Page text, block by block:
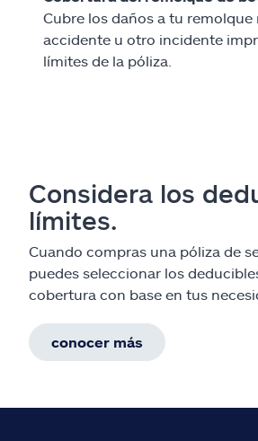
Cubre los daños a tu remolque
accidente u otro incidente
límites de la póliza.
Considera los
límites.
Cuando compras una póliza de
puedes seleccionar los
cobertura con base en tus
conocer más